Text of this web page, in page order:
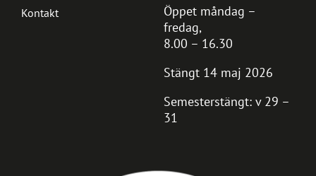
Öppet måndag –
fredag,
8.00 – 16.30
Stängt 14 maj 2026
Semesterstängt: v 29 –
31
Kontakt